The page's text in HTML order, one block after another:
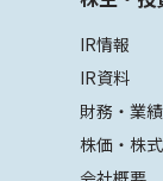
IR情報
IR資料
財務・業
株価・株